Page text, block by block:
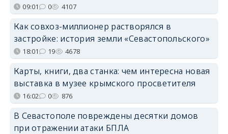
09:01 0 4107
Как совхоз-миллионер растворялся в
застройке: история земли «Севастопольского»
18:01 19 4678
Карты, книги, два станка: чем интересна новая
выставка в музее крымского просветителя
16:02 0 876
В Севастополе повреждены десятки домов
при отражении атаки БПЛА